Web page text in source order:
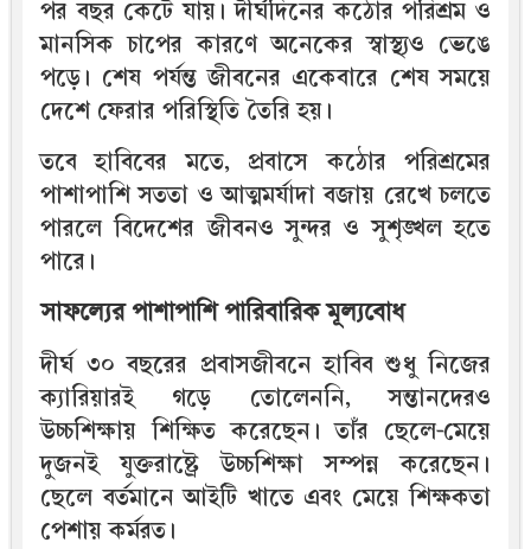
পর বছর কেটে যায়। দীর্ঘদিনের কঠোর পরিশ্রম ও
মানসিক চাপের কারণে অনেকের স্বাস্থ্যও ভেঙে
পড়ে। শেষ পর্যন্ত জীবনের একেবারে শেষ সময়ে
দেশে ফেরার পরিস্থিতি তৈরি হয়।
তবে হাবিবের মতে, প্রবাসে কঠোর পরিশ্রমের
পাশাপাশি সততা ও আত্মমর্যাদা বজায় রেখে চলতে
পারলে বিদেশের জীবনও সুন্দর ও সুশৃঙ্খল হতে
পারে।
সাফল্যের পাশাপাশি পারিবারিক মূল্যবোধ
দীর্ঘ ৩০ বছরের প্রবাসজীবনে হাবিব শুধু নিজের
ক্যারিয়ারই গড়ে তোলেননি, সন্তানদেরও
উচ্চশিক্ষায় শিক্ষিত করেছেন। তাঁর ছেলে-মেয়ে
দুজনই যুক্তরাষ্ট্রে উচ্চশিক্ষা সম্পন্ন করেছেন।
ছেলে বর্তমানে আইটি খাতে এবং মেয়ে শিক্ষকতা
পেশায় কর্মরত।